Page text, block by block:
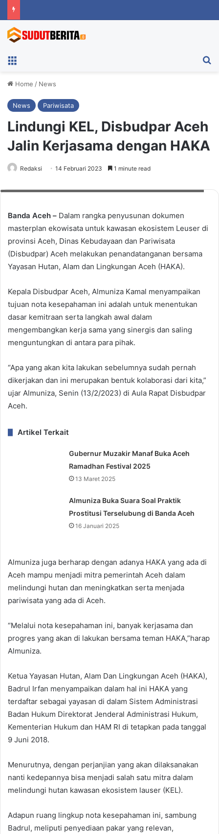
Home / News
News Pariwisata
Lindungi KEL, Disbudpar Aceh
Jalin Kerjasama dengan HAKA
Redaksi 14 Februari 2023 1 minute read
Banda Aceh – Dalam rangka penyusunan dokumen
masterplan ekowisata untuk kawasan ekosistem Leuser di
provinsi Aceh, Dinas Kebudayaan dan Pariwisata
(Disbudpar) Aceh melakukan penandatanganan bersama
Yayasan Hutan, Alam dan Lingkungan Aceh (HAKA).
Kepala Disbudpar Aceh, Almuniza Kamal menyampaikan
tujuan nota kesepahaman ini adalah untuk menentukan
dasar kemitraan serta langkah awal dalam
mengembangkan kerja sama yang sinergis dan saling
menguntungkan di antara para pihak.
“Apa yang akan kita lakukan sebelumnya sudah pernah
dikerjakan dan ini merupakan bentuk kolaborasi dari kita,”
ujar Almuniza, Senin (13/2/2023) di Aula Rapat Disbudpar
Aceh.
Artikel Terkait
Gubernur Muzakir Manaf Buka Aceh
Ramadhan Festival 2025
13 Maret 2025
Almuniza Buka Suara Soal Praktik
Prostitusi Terselubung di Banda Aceh
16 Januari 2025
Almuniza juga berharap dengan adanya HAKA yang ada di
Aceh mampu menjadi mitra pemerintah Aceh dalam
melindungi hutan dan meningkatkan serta menjada
pariwisata yang ada di Aceh.
“Melalui nota kesepahaman ini, banyak kerjasama dan
progres yang akan di lakukan bersama teman HAKA,”harap
Almuniza.
Ketua Yayasan Hutan, Alam Dan Lingkungan Aceh (HAKA),
Badrul Irfan menyampaikan dalam hal ini HAKA yang
terdaftar sebagai yayasan di dalam Sistem Administrasi
Badan Hukum Direktorat Jenderal Administrasi Hukum,
Kementerian Hukum dan HAM RI di tetapkan pada tanggal
9 Juni 2018.
Menurutnya, dengan perjanjian yang akan dilaksanakan
nanti kedepannya bisa menjadi salah satu mitra dalam
melindungi hutan kawasan ekosistem lauser (KEL).
Adapun ruang lingkup nota kesepahaman ini, sambung
Badrul, meliputi penyediaan pakar yang relevan,